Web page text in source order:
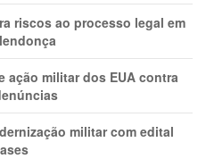
riscos ao processo legal em
ação militar dos EUA contra
militar com edital